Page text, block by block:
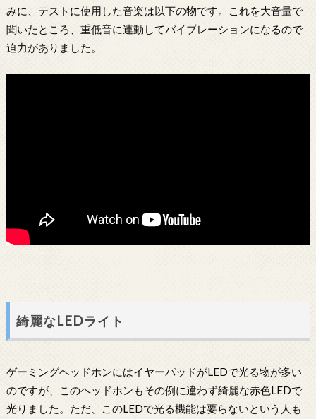
みに、テストに使用した音楽は以下の物です。これを大音量で
聞いたところ、重低音に連動してバイブレーションになるので
迫力がありました。
綺麗なLEDライト
ゲーミングヘッドホンにはイヤーパッドがLEDで光る物が多い
のですが、このヘッドホンもその例に違わず綺麗な赤色LEDで
光りました。ただ、このLEDで光る機能は要らないという人も